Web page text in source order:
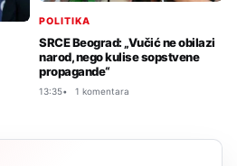
POLITIKA
SRCE Beograd: „Vučić ne obilazi
narod, nego kulise sopstvene
propagande“
13:35 1 komentara